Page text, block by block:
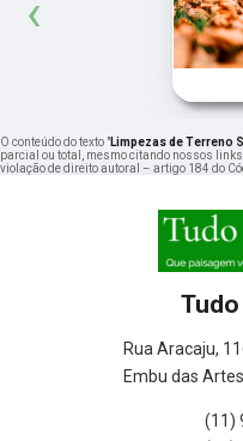
‹
O conteúdo do texto "Limpezas de Terreno
parcial ou total, mesmo citando nossos
violação de direito autoral – artigo 184 do
Rua Aracaju,
Embu das
(11)